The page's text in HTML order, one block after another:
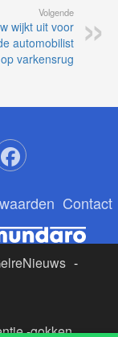
Volgende
wijkt uit voor
automobilist
varkensrug
Contact
-
-gokken